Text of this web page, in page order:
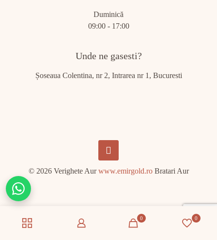
Duminică
09:00 - 17:00
Unde ne gasesti?
Șoseaua Colentina, nr 2, Intrarea nr 1, Bucuresti
© 2026 Verighete Aurwww.emirgold.roBratari Aur
0 0
Chat
on
WhatsApp